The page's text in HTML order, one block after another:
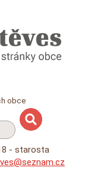
obce
- starosta